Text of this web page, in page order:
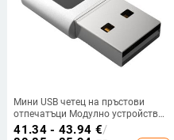
Мини USB четец на пръстови
отпечатъци Модулно устройство
за Windows 10 Hello Dongle
лаптопи PC ключ за сигурност
41.34 - 43.94 €/